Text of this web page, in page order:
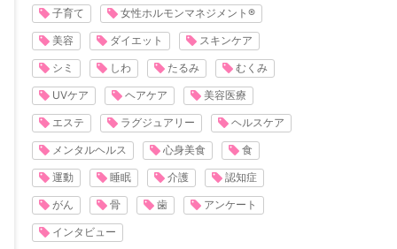
子育て 女性ホルモンマネジメント®
美容 ダイエット スキンケア
シミ しわ たるみ むくみ
UVケア ヘアケア 美容医療
エステ ラグジュアリー ヘルスケア
メンタルヘルス 心身美食 食
運動 睡眠 介護 認知症
がん 骨 歯 アンケート
インタビュー